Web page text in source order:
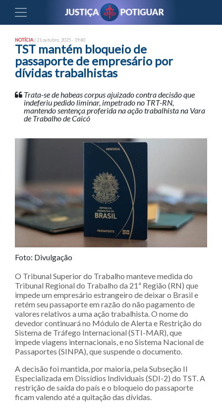
NOTÍCIA | 21 outubro, 2025 - 19:40
TST mantém bloqueio de
passaporte de empresário por
dívidas trabalhistas
Trata-se de habeas corpus ajuizado contra decisão que
indeferiu pedido liminar, impetrado no TRT-RN,
mantendo sentença proferida na ação trabalhista na Vara
de Trabalho de Caicó
Foto: Divulgação
O Tribunal Superior do Trabalho manteve medida do
Tribunal Regional do Trabalho da 21ª Região (RN) que
impede um empresário estrangeiro de deixar o Brasil e
retém seu passaporte em razão do não pagamento de
valores relativos a uma ação trabalhista. O nome do
devedor continuará no Módulo de Alerta e Restrição do
Sistema de Tráfego Internacional (STI-MAR), que
impede viagens internacionais, e no Sistema Nacional de
Passaportes (SINPA), que suspende o documento.
A decisão foi mantida, por maioria, pela Subseção II
Especializada em Dissídios Individuais (SDI-2) do TST. A
restrição de saída do país e o bloqueio do passaporte
ficam valendo até a quitação das dívidas.